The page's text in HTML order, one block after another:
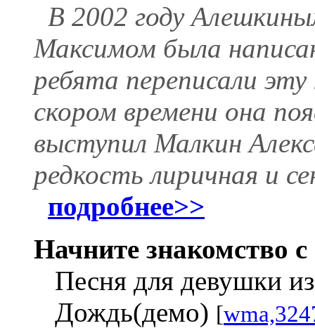
В 2002 году
Максимом была
ребята переписали
скором времени она
выступил Малкин
редкость лиричная и
подробнее>>
Начните знакомство с
Песня для девушки
Дождь(демо) [